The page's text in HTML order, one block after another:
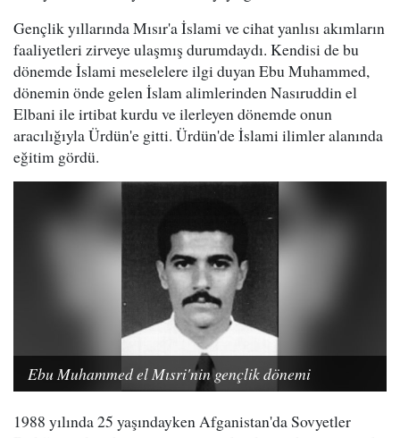
Gençlik yıllarında Mısır'a İslami ve cihat yanlısı akımların
faaliyetleri zirveye ulaşmış durumdaydı. Kendisi de bu
dönemde İslami meselelere ilgi duyan Ebu Muhammed,
dönemin önde gelen İslam alimlerinden Nasıruddin el
Elbani ile irtibat kurdu ve ilerleyen dönemde onun
aracılığıyla Ürdün'e gitti. Ürdün'de İslami ilimler alanında
eğitim gördü.
Ebu Muhammed el Mısri'nin gençlik dönemi
1988 yılında 25 yaşındayken Afganistan'da Sovyetler